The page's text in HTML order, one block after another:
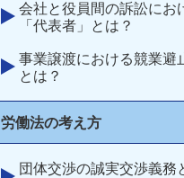
会社と役員間の訴訟にお
「代表者」とは？
事業譲渡における競業避
とは？
労働法の考え方
団体交渉の誠実交渉義務